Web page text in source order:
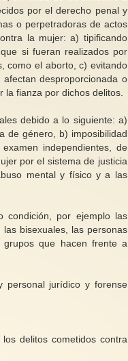
por el derecho penal y
o perpetradoras de actos
la mujer: a) tipificando
si fueran realizados por
como el aborto, c) evitando
desproporcionada o
la fianza por dichos delitos.
debido a lo siguiente: a)
de género, b) imposibilidad
independientes, de
por el sistema de justicia
mental y físico y a las
condición, por ejemplo las
bisexuales, las personas
que hacen frente a
personal jurídico y forense
delitos cometidos contra